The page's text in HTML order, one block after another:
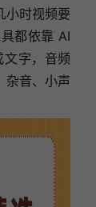
小时视频要
都依靠 AI
文字，音频
杂音、小声